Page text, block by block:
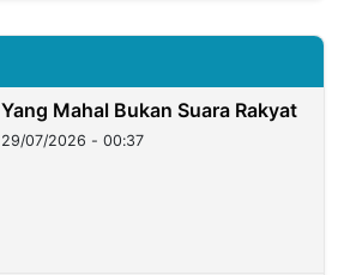
Yang Mahal Bukan Suara Rakyat
29/07/2026 - 00:37